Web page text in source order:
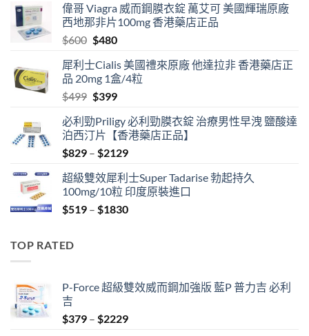
偉哥 Viagra 威而鋼膜衣錠 萬艾可 美國輝瑞原廠
西地那非片100mg 香港藥店正品
$600 Original
was:
$600.
$480Current
is:
$480.
犀利士Cialis 美國禮來原廠 他達拉非 香港藥店正
品 20mg 1盒/4粒
$499 Original
was:
$499.
$399Current
is:
$399.
必利勁Priligy 必利勁膜衣錠 治療男性早洩 鹽酸達
泊西汀片【香港藥店正品】
$829 – $2129Price
$829
through
$2129
超級雙效犀利士Super Tadarise 勃起持久
100mg/10粒 印度原裝進口
$519 – $1830Price
TOP RATED
P-Force 超級雙效威而鋼加強版 藍P 普力吉 必利
吉
$379 – $2229Price